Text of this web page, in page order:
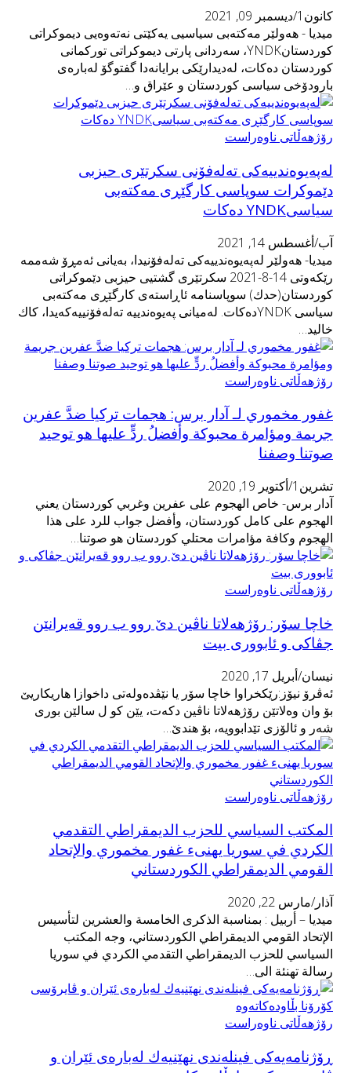
كانون1/ديسمبر 09, 2021
میدیا - هەولێر مەكتەبی سیاسیی یەكێتی نەتەوەیی دیموكراتی
كوردستانYNDK، سه‌ردانی پارتی دیموكراتی توركمانی
كوردستان ده‌كات، له‌دیدارێكی برایانه‌دا گفتوگۆ له‌باره‌ی
بارودۆخی سیاسی كوردستان و عێراق و…
رۆژهەڵاتی ناوەراست
له‌په‌یوه‌ندییه‌كی ته‌له‌فۆنی سكرتێری حیزبی
دێموكرات سوپاسی كارگێڕی مه‌كته‌بی
سیاسیYNDK ده‌كات
آب/أغسطس 14, 2021
میدیا- هه‌ولێر له‌په‌یوه‌ندییه‌كی ته‌له‌فۆنیدا، به‌یانی ئه‌مڕۆ شه‌ممه
رێكه‌وتی‌ 14-8-2021 سكرتێری گشتیی حیزبی دێموكراتی
كوردستان(حدك) سوپاسنامه‌ ئاڕاسته‌ی كارگێڕی مه‌كته‌بی
سیاسی YNDKده‌كات. له‌میانی په‌یوه‌ندییه‌ ته‌له‌فۆنییه‌كه‌یدا، كاك
خالید…
رۆژهەڵاتی ناوەراست
غفور مخموري لـ آدار برس: هجمات تركيا ضدَّ عفرين
جريمة ومؤامرة محبوكة وأفضلُ ردٍّ عليها هو توحيد
صوتنا وصفنا
تشرين1/أكتوير 19, 2020
آدار برس- خاص الهجوم على عفرين وغربي كوردستان يعني
الهجوم على كامل كوردستان، وأفضل جواب للرد على هذا
الهجوم وكافة مؤامرات محتلي كوردستان هو صوتنا…
رۆژهەڵاتی ناوەراست
خاچا سۆر: رۆژهەلاتا ناڤین دێ روو ب روو قەیرانێن
جڤاکی و ئابووری بیت
نيسان/أبريل 17, 2020
ئەڤرۆ نیۆز:رێکخراوا خاچا سۆر یا نێڤدەولەتی داخوازا هاریکاریێ
بۆ وان وەلاتێن رۆژهەلاتا ناڤین دکەت، یێن کو ل سالێن بوری
شەر و ئالۆزی تێدابوویە، بۆ هندێ…
رۆژهەڵاتی ناوەراست
المكتب السياسي للحزب الديمقراطي التقدمي
الكردي في سوريا يهنىء غفور مخموري والإتحاد
القومي الديمقراطي الكوردستاني
آذار/مارس 22, 2020
ميديا – أربيل : بمناسبة الذكرى الخامسة والعشرين لتأسيس
الإتحاد القومي الديمقراطي الكوردستاني، وجه المكتب
السياسي للحزب الديمقراطي التقدمي الكردي في سوريا
رسالة تهنئة الى…
رۆژهەڵاتی ناوەراست
ڕۆژنامەیەكی فینلەندی نهێنیەك لەبارەی ئێران و